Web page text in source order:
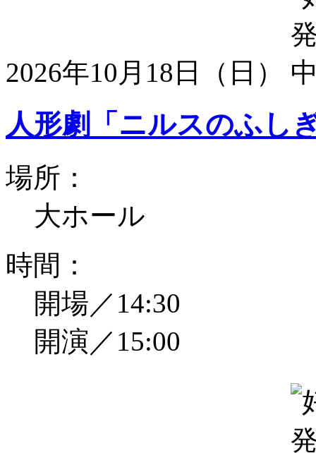
2026年10月18日（日）
人形劇「ニルスのふし
場所：
大ホール
時間：
開場／14:30
開演／15:00